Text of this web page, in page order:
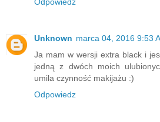
Unknown marca 04, 2016 9:53
Ja mam w wersji extra black i
jedną z dwóch moich
umila czynność makijażu :)
Odpowiedz